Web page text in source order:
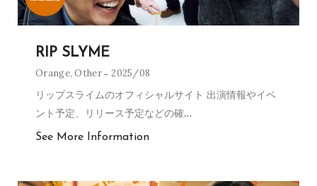
RIP SLYME
Orange,Other 2025/08
リップスライムのオフィシャルサイト 出演情報やイベ
ント予定、リリース予定などの確…
See More Information